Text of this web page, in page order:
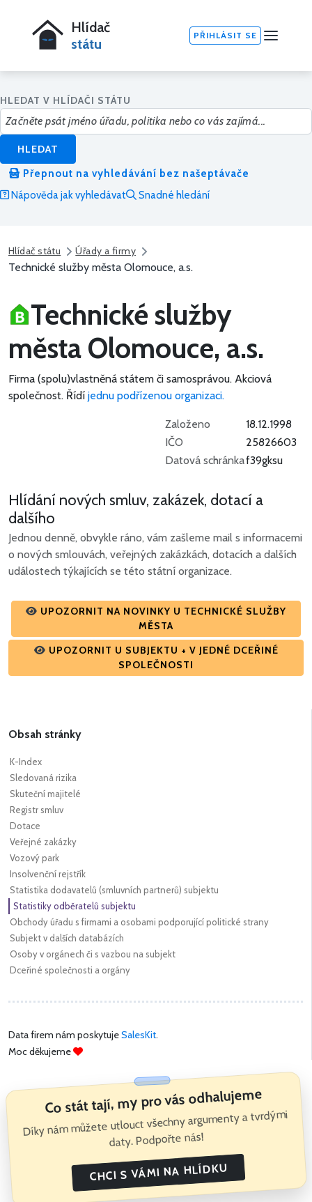
Hlídač
státu
PŘIHLÁSIT SE
HLEDAT V HLÍDAČI STÁTU
HLEDAT
Přepnout na vyhledávání bez našeptávače
Nápověda jak vyhledávat
Snadné hledání
Hlídač státu Úřady a firmy
Technické služby města Olomouce, a.s.
Technické služby
města Olomouce, a.s.
Firma (spolu)vlastněná státem či samosprávou. Akciová
společnost. Řídí jednu podřízenou organizaci.
Založeno
18.12.1998
IČO
25826603
Datová schránkaf39gksu
Hlídání nových smluv, zakázek, dotací a
dalšího
Jednou denně, obvykle ráno, vám zašleme mail s informacemi
o nových smlouvách, veřejných zakázkách, dotacích a dalších
událostech týkajících se této státní organizace.
UPOZORNIT NA NOVINKY U TECHNICKÉ SLUŽBY
MĚSTA
UPOZORNIT U SUBJEKTU + V JEDNÉ DCEŘINÉ
SPOLEČNOSTI
Obsah stránky
K-Index
Sledovaná rizika
Skuteční majitelé
Registr smluv
Dotace
Veřejné zakázky
Vozový park
Insolvenční rejstřík
Statistika dodavatelů (smluvních partnerů) subjektu
Statistiky odběratelů subjektu
Obchody úřadu s firmami a osobami podporující politické strany
Subjekt v dalších databázích
Osoby v orgánech či s vazbou na subjekt
Dceřiné společnosti a orgány
Data firem nám poskytujeSalesKit.
Moc děkujeme
Co stát tají, my pro vás odhalujeme
Díky nám můžete utlouct všechny argumenty a tvrdými
daty. Podpořte nás!
CHCI S VÁMI NA HLÍDKU